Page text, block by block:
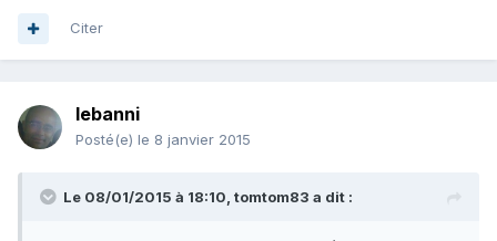
Citer
lebanni
Posté(e) le 8 janvier 2015
Le 08/01/2015 à 18:10, tomtom83 a dit :